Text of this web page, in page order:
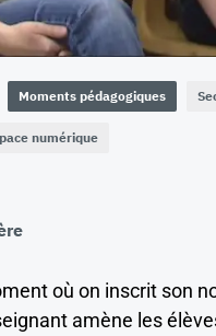
Moments pédagogiques
numérique
où on inscrit son
amène les